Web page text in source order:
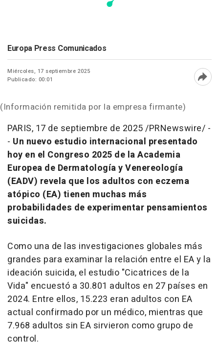
Europa Press Comunicados
Miércoles, 17 septiembre 2025
Publicado: 00:01
(Información remitida por la empresa firmante)
PARIS, 17 de septiembre de 2025/PRNewswire/ -
- Un nuevo estudio internacional presentado
hoy en el Congreso 2025 de la Academia
Europea de Dermatología y Venereología
(EADV) revela que los adultos con eczema
atópico (EA) tienen muchas más
probabilidades de experimentar pensamientos
suicidas.
Como una de las investigaciones globales más
grandes para examinar la relación entre el EA y la
ideación suicida, el estudio "Cicatrices de la
Vida" encuestó a 30.801 adultos en 27 países en
2024. Entre ellos, 15.223 eran adultos con EA
actual confirmado por un médico, mientras que
7.968 adultos sin EA sirvieron como grupo de
control.